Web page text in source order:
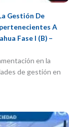
Gestión De
A
Fase I (b) –
en la
de gestión en